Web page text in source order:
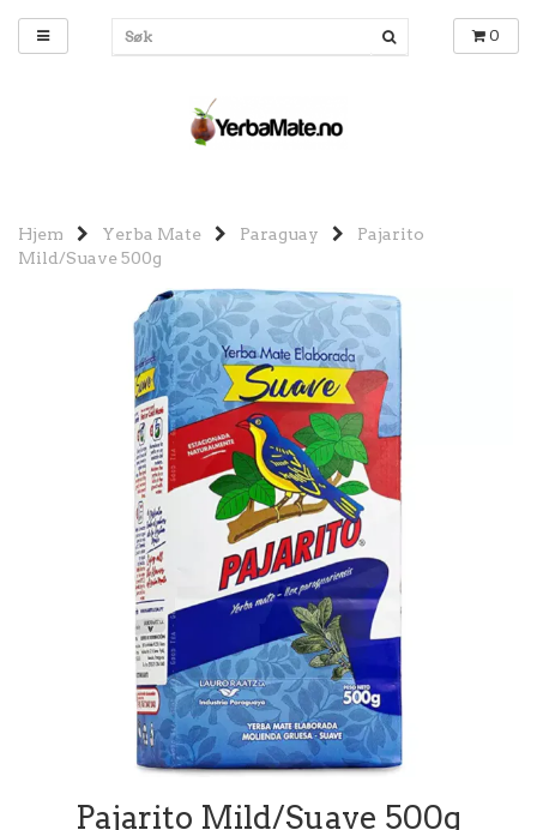
0
Hjem Yerba Mate Paraguay
Pajarito
Mild/Suave 500g
Pajarito Mild/Suave 500g